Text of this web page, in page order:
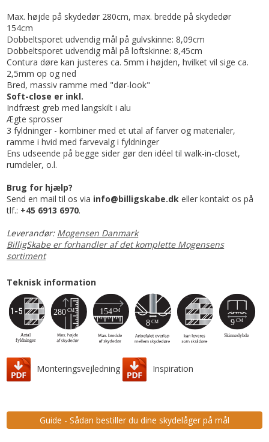
Max. højde på skydedør 280cm, max. bredde på skydedør
154cm
Dobbeltsporet udvendig mål på gulvskinne: 8,09cm
Dobbeltsporet udvendig mål på loftskinne: 8,45cm
Contura døre kan justeres ca. 5mm i højden, hvilket vil sige ca.
2,5mm op og ned
Bred, massiv ramme med "dør-look"
Soft-close er inkl.
Indfræst greb med langskilt i alu
Ægte sprosser
3 fyldninger - kombiner med et utal af farver og materialer,
ramme i hvid med farvevalg i fyldninger
Ens udseende på begge sider gør den idéel til walk-in-closet,
rumdeler, o.l.
Brug for hjælp?
Send en mail til os via info@billigskabe.dk eller kontakt os på
tlf.: +45 6913 6970.
Leverandør: Mogensen Danmark
BilligSkabe er forhandler af det komplette Mogensens
sortiment
Teknisk information
Monteringsvejledning Inspiration
Guide - Sådan bestiller du dine skydelåger på mål